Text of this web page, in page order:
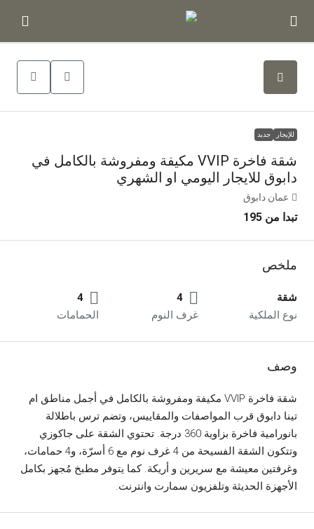
للإيجار جديد
شقة فاخرة VVIP مكيفة ومفروشة بالكامل في
دابوق للايجار اليومي او الشهري
عمان دابوق
تبدا من 195
ملخص
شقة
نوع الملكية
4
غرف النوم
4
الحمامات
وصف
شقة فاخرة VVIP مكيفة ومفروشة بالكامل في أجمل مناطق ام
تينا دابوق قرب المواصفات والمقاييس، وتضم ترس باطلالة
بانورامية فاخرة بزاوية 360 درجة. تحتوي الشقة على جاكوزي
وتتكون الشقة الفسيحة من 4 غرف نوم مع 6 أسرّة، و4 حمامات،
وغرفتين معيشة مع سريرين و أريكة. كما يتوفر مطبخ مُجهز بكامل
الأجهزة الحديثة وتلفزيون سمارت وانترنت.